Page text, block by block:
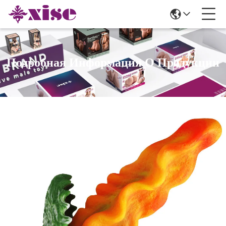
Подробная Информация О Продукции